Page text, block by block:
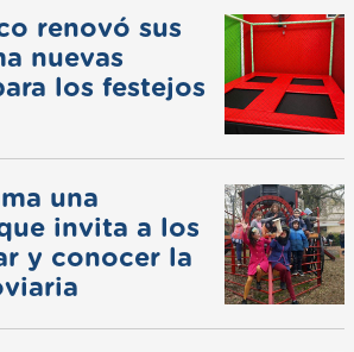
renovó sus
nuevas
los festejos
una
invita a los
y conocer la